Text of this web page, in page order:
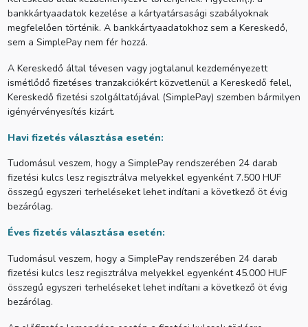
bankkártyaadatok kezelése a kártyatársasági szabályoknak
megfelelően történik. A bankkártyaadatokhoz sem a Kereskedő,
sem a SimplePay nem fér hozzá.
A Kereskedő által tévesen vagy jogtalanul kezdeményezett
ismétlődő fizetéses tranzakciókért közvetlenül a Kereskedő felel,
Kereskedő fizetési szolgáltatójával (SimplePay) szemben bármilyen
igényérvényesítés kizárt.
Havi fizetés választása esetén:
Tudomásul veszem, hogy a SimplePay rendszerében 24 darab
fizetési kulcs lesz regisztrálva melyekkel egyenként 7.500 HUF
összegű egyszeri terheléseket lehet indítani a következő öt évig
bezárólag.
Éves fizetés választása esetén:
Tudomásul veszem, hogy a SimplePay rendszerében 24 darab
fizetési kulcs lesz regisztrálva melyekkel egyenként 45.000 HUF
összegű egyszeri terheléseket lehet indítani a következő öt évig
bezárólag.